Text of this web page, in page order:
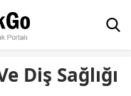
Diş Sağlığı